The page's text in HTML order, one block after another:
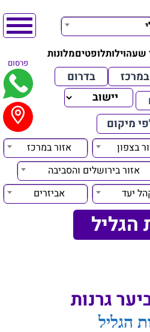
שעהוילותלופטיםמלונות
פרסום
במרכז
בדרום
מיקום
בצפון
אזור במרכז
אזור בירושלים והסביבה
יעד אביזרים
הגליל
גרנות
הגליל